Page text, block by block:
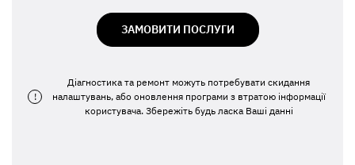
ЗАМОВИТИ ПОСЛУГИ
!
Діагностика та ремонт можуть потребувати скидання
налаштувань, або оновлення програми з втратою інформації
користувача. Збережіть будь ласка Ваші данні